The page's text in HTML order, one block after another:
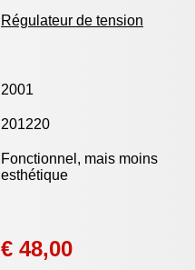
Régulateur de tension
2001
201220
Fonctionnel, mais moins
esthétique
€ 48,00